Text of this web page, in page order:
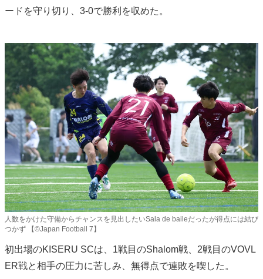
ードを守り切り、3-0で勝利を収めた。
人数をかけた守備からチャンスを見出したいSala de baileだったが得点には結び
つかず 【©️Japan Football 7】
初出場のKISERU SCは、1戦目のShalom戦、2戦目のVOVL
ER戦と相手の圧力に苦しみ、無得点で連敗を喫した。